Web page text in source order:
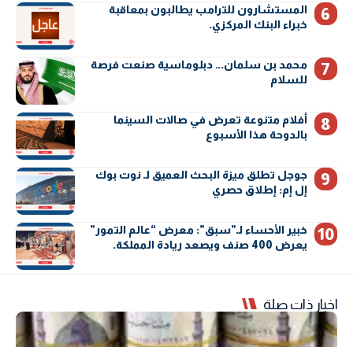
المستشارون للترامب يطالبون بمعاقبة
خبراء البنك المركزي.
محمد بن سلمان… دبلوماسية صنعت فرصة
للسلام
أفلام متنوعة تعرض في صالات السينما
بالدوحة هذا الأسبوع
جوجل تطلق ميزة البحث العميق لـ نوت بوك
إل إم: إطلاق حصري
خبير الأحساء لـ”سبق”: معرض “عالم التمور”
يعرض 400 صنف ويصعد ريادة المملكة.
اخبار ذات صلة